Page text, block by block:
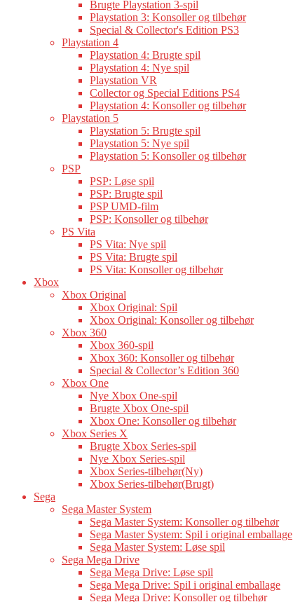
Brugte Playstation 3-spil
Playstation 3: Konsoller og tilbehør
Special & Collector's Edition PS3
Playstation 4
Playstation 4: Brugte spil
Playstation 4: Nye spil
Playstation VR
Collector og Special Editions PS4
Playstation 4: Konsoller og tilbehør
Playstation 5
Playstation 5: Brugte spil
Playstation 5: Nye spil
Playstation 5: Konsoller og tilbehør
PSP
PSP: Løse spil
PSP: Brugte spil
PSP UMD-film
PSP: Konsoller og tilbehør
PS Vita
PS Vita: Nye spil
PS Vita: Brugte spil
PS Vita: Konsoller og tilbehør
Xbox
Xbox Original
Xbox Original: Spil
Xbox Original: Konsoller og tilbehør
Xbox 360
Xbox 360-spil
Xbox 360: Konsoller og tilbehør
Special & Collector’s Edition 360
Xbox One
Nye Xbox One-spil
Brugte Xbox One-spil
Xbox One: Konsoller og tilbehør
Xbox Series X
Brugte Xbox Series-spil
Nye Xbox Series-spil
Xbox Series-tilbehør(Ny)
Xbox Series-tilbehør(Brugt)
Sega
Sega Master System
Sega Master System: Konsoller og tilbehør
Sega Master System: Spil i original emballage
Sega Master System: Løse spil
Sega Mega Drive
Sega Mega Drive: Løse spil
Sega Mega Drive: Spil i original emballage
Sega Mega Drive: Konsoller og tilbehør